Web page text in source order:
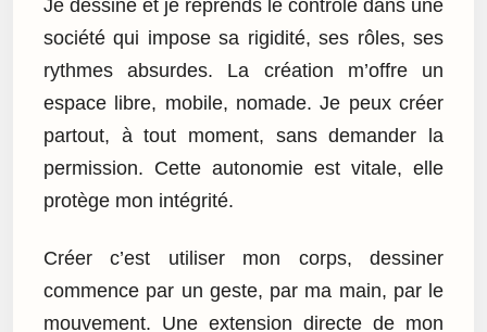
Je dessine et je reprends le contrôle dans une
société qui impose sa rigidité, ses rôles, ses
rythmes absurdes. La création m’offre un
espace libre, mobile, nomade. Je peux créer
partout, à tout moment, sans demander la
permission. Cette autonomie est vitale, elle
protège mon intégrité.
Créer c’est utiliser mon corps, dessiner
commence par un geste, par ma main, par le
mouvement. Une extension directe de mon